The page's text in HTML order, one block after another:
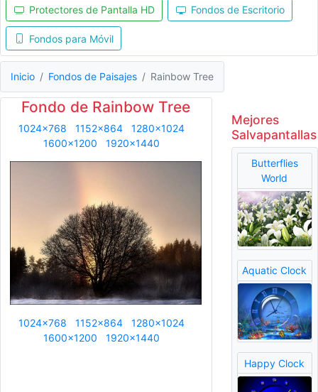
Protectores de Pantalla HD Fondos de Escritorio
Fondos para Móvil
Inicio Fondos de Paisajes Rainbow Tree
Fondo de Rainbow Tree
1024x768 1152x864
1280x1024
1600x1200
1920x1440
1024x768 1152x864
1280x1024
1600x1200
1920x1440
Mejores
Salvapantallas
Butterflies
World
Aquatic Clock
Happy Clock